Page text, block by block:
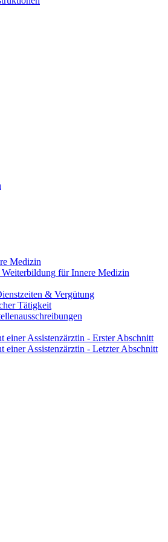
Medizin
für Innere Medizin
& Vergütung
Tätigkeit
einer Assistenzärztin - Erster Abschnitt
einer Assistenzärztin - Letzter Abschnitt